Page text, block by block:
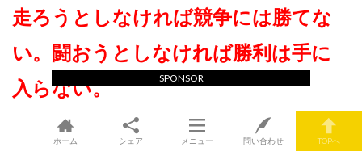
走ろうとしなければ競争には勝てな
い。闘おうとしなければ勝利は手に
入らない。
リチャード・M・デヴォス
SPONSOR
ホーム シェア メニュー 問い合わせ TOPへ